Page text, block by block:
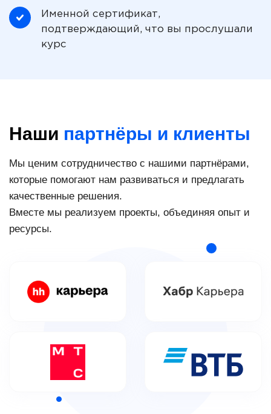
Именной сертификат,
подтверждающий, что вы прослушали
курс
Наши партнёры и клиенты
Мы ценим сотрудничество с нашими партнёрами,
которые помогают нам развиваться и предлагать
качественные решения.
Вместе мы реализуем проекты, объединяя опыт и
ресурсы.